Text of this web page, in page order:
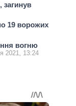
загинув
19 ворожих
вогню
2021, 13:24